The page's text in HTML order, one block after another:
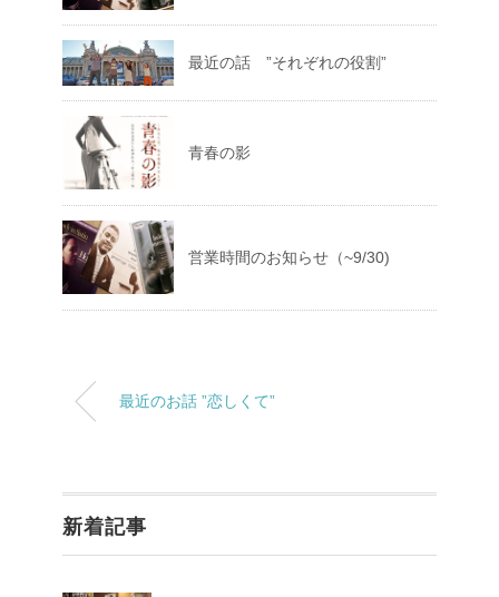
最近の話 ”それぞれの役割”
青春の影
営業時間のお知らせ（~9/30)
最近のお話 ”恋しくて”
新着記事